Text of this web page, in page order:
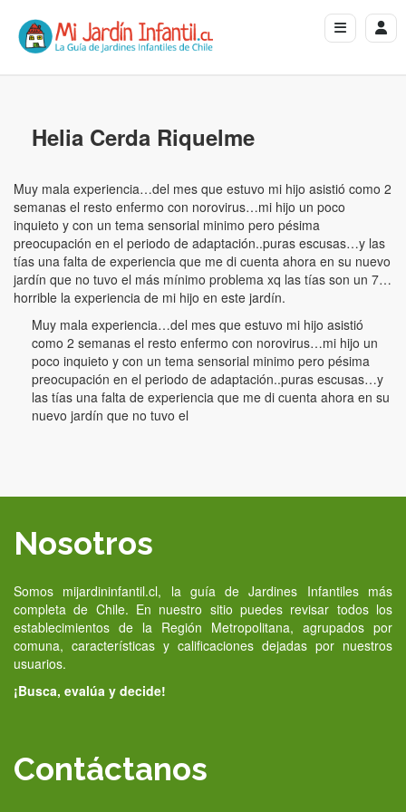
Helia Cerda Riquelme
Muy mala experiencia…del mes que estuvo mi hijo asistió como 2
semanas el resto enfermo con norovirus…mi hijo un poco
inquieto y con un tema sensorial minimo pero pésima
preocupación en el periodo de adaptación..puras escusas…y las
tías una falta de experiencia que me di cuenta ahora en su nuevo
jardín que no tuvo el más mínimo problema xq las tías son un 7…
horrible la experiencia de mi hijo en este jardín.
Muy mala experiencia…del mes que estuvo mi hijo asistió
como 2 semanas el resto enfermo con norovirus…mi hijo un
poco inquieto y con un tema sensorial minimo pero pésima
preocupación en el periodo de adaptación..puras escusas…y
las tías una falta de experiencia que me di cuenta ahora en su
nuevo jardín que no tuvo el
Nosotros
Somos mijardininfantil.cl, la guía de Jardines Infantiles más
completa de Chile. En nuestro sitio puedes revisar todos los
establecimientos de la Región Metropolitana, agrupados por
comuna, características y calificaciones dejadas por nuestros
usuarios.
¡Busca, evalúa y decide!
Contáctanos